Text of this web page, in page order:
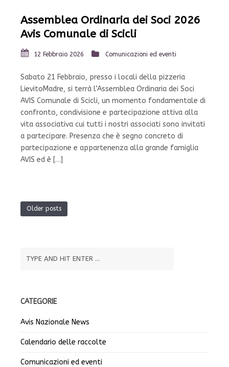
Assemblea Ordinaria dei Soci 2026
Avis Comunale di Scicli
12 Febbraio 2026 Comunicazioni ed eventi
Sabato 21 Febbraio, presso i locali della pizzeria
LievitoMadre, si terrà l’Assemblea Ordinaria dei Soci
AVIS Comunale di Scicli, un momento fondamentale di
confronto, condivisione e partecipazione attiva alla
vita associativa cui tutti i nostri associati sono invitati
a partecipare. Presenza che è segno concreto di
partecipazione e appartenenza alla grande famiglia
AVIS ed è […]
Older posts
CATEGORIE
Avis Nazionale News
Calendario delle raccolte
Comunicazioni ed eventi